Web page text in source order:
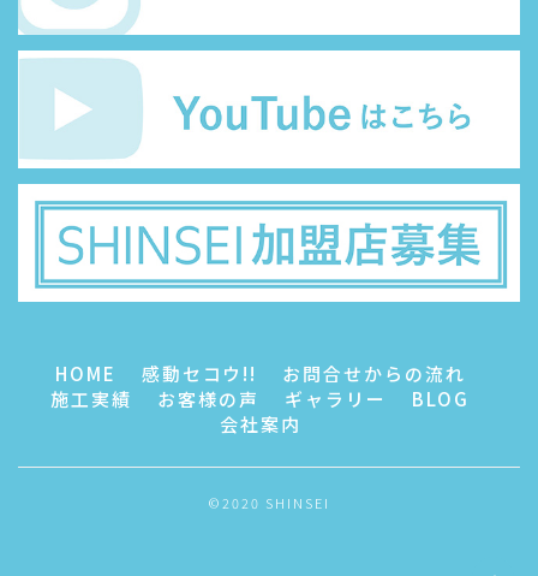
HOME 感動セコウ!!
お問合せからの流れ
施工実績
お客様の声 ギャラリー
BLOG
会社案内
©2020 SHINSEI